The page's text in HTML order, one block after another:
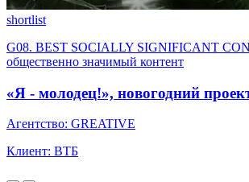
shortlist
G08. BEST SOCIALLY SIGNIFICANT
общественно значимый контент
«Я - молодец!», новогодний
Агентство: GREATIVE
Клиент: ВТБ